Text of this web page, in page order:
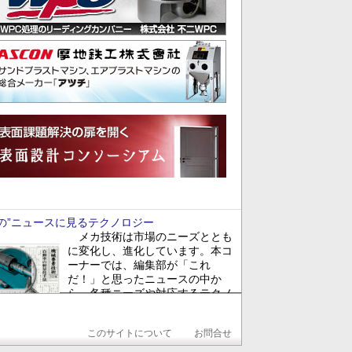
”ニュースに見るテクノロジー
メカ技術は市場のニーズととも
に変化し、進化しています。本コ
ーナーでは、編集部が「これ
だ！」と思ったニュースの中か
ら、各種ニーズや対応するテクノ
2017にみる食品機械の生産性・安全性向上
Header
このサイトについて お問合せ